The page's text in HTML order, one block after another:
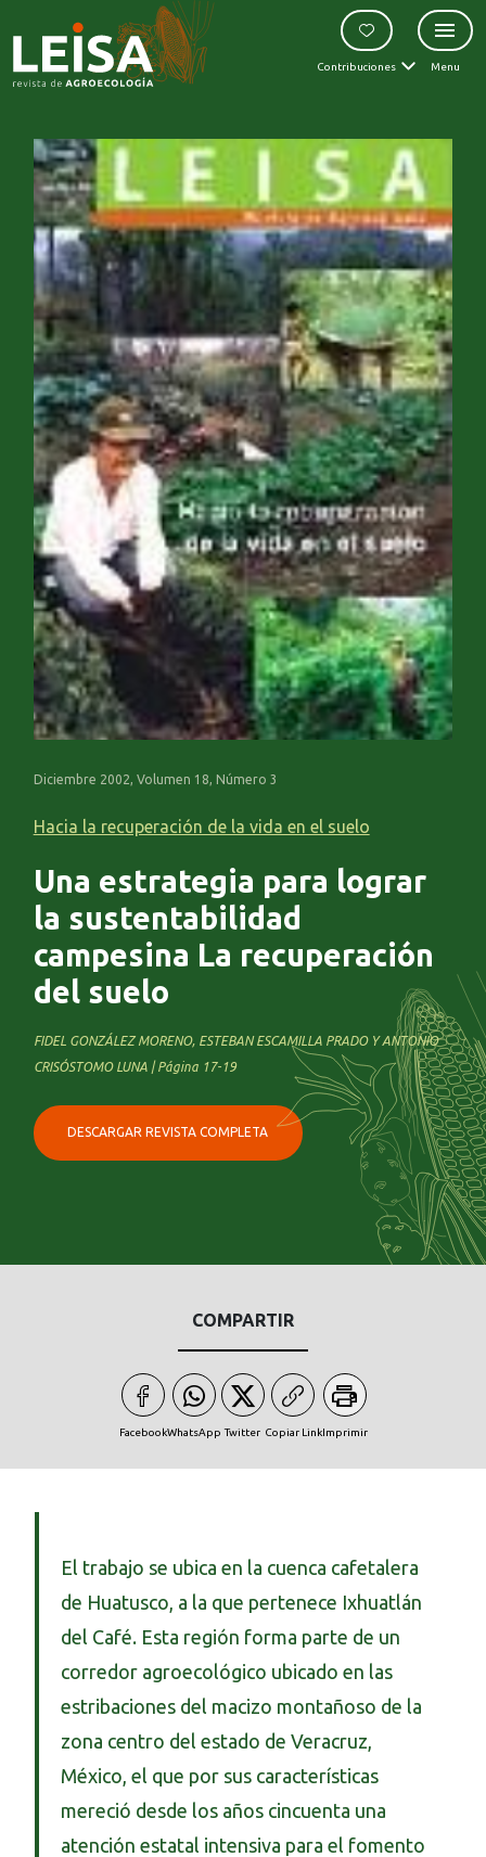
Contribuciones Menu
Diciembre 2002, Volumen 18, Número 3
Hacia la recuperación de la vida en el suelo
Una estrategia para lograr
la sustentabilidad
campesina La recuperación
del suelo
FIDEL GONZÁLEZ MORENO, ESTEBAN ESCAMILLA PRADO Y ANTONIO
CRISÓSTOMO LUNA | Página 17-19
DESCARGAR REVISTA COMPLETA
COMPARTIR
FacebookWhatsApp Twitter Copiar LinkImprimir
El trabajo se ubica en la cuenca cafetalera
de Huatusco, a la que pertenece Ixhuatlán
del Café. Esta región forma parte de un
corredor agroecológico ubicado en las
estribaciones del macizo montañoso de la
zona centro del estado de Veracruz,
México, el que por sus características
mereció desde los años cincuenta una
atención estatal intensiva para el fomento